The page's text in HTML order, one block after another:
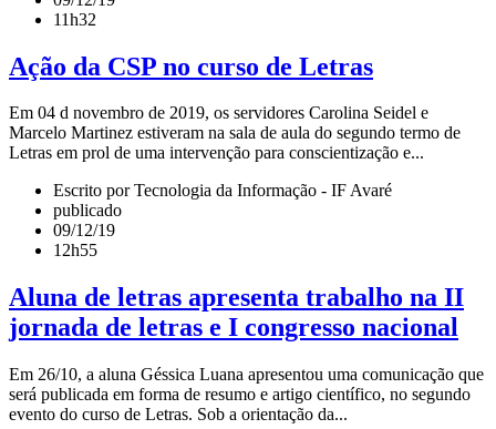
11h32
Ação da CSP no curso de Letras
Em 04 d novembro de 2019, os servidores Carolina Seidel e
Marcelo Martinez estiveram na sala de aula do segundo termo de
Letras em prol de uma intervenção para conscientização e...
Escrito por Tecnologia da Informação - IF Avaré
publicado
09/12/19
12h55
Aluna de letras apresenta trabalho na II
jornada de letras e I congresso nacional
Em 26/10, a aluna Géssica Luana apresentou uma comunicação que
será publicada em forma de resumo e artigo científico, no segundo
evento do curso de Letras. Sob a orientação da...